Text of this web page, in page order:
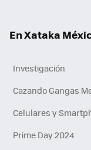
En Xataka
Investigación
Cazando Gangas
Celulares y
Prime Day 2024